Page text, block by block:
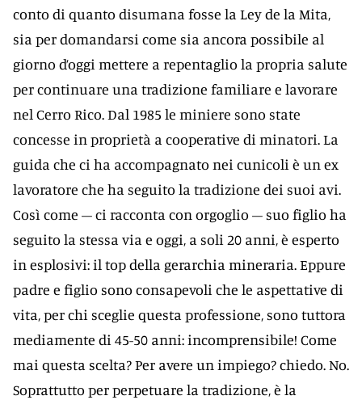
conto di quanto disumana fosse la Ley de la Mita,
sia per domandarsi come sia ancora possibile al
giorno d’oggi mettere a repentaglio la propria salute
per continuare una tradizione familiare e lavorare
nel Cerro Rico. Dal 1985 le miniere sono state
concesse in proprietà a cooperative di minatori. La
guida che ci ha accompagnato nei cunicoli è un ex
lavoratore che ha seguito la tradizione dei suoi avi.
Così come – ci racconta con orgoglio – suo figlio ha
seguito la stessa via e oggi, a soli 20 anni, è esperto
in esplosivi: il top della gerarchia mineraria. Eppure
padre e figlio sono consapevoli che le aspettative di
vita, per chi sceglie questa professione, sono tuttora
mediamente di 45-50 anni: incomprensibile! Come
mai questa scelta? Per avere un impiego? chiedo. No.
Soprattutto per perpetuare la tradizione, è la